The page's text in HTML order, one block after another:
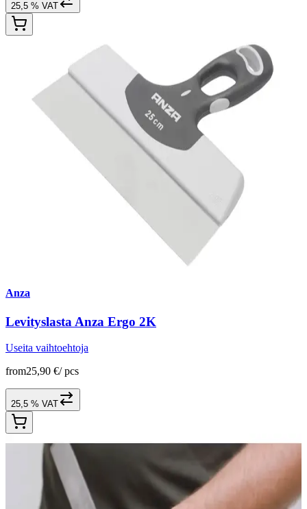
25,5 % VAT
Anza
Levityslasta Anza Ergo 2K
Useita vaihtoehtoja
from25,90 €/ pcs
25,5 % VAT